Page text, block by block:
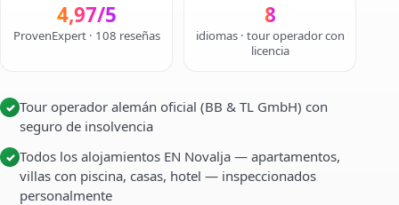
4,97/5
ProvenExpert · 108 reseñas
8
idiomas · tour operador con
licencia
✓ Tour operador alemán oficial (BB & TL GmbH) con
seguro de insolvencia
✓ Todos los alojamientos EN Novalja — apartamentos,
villas con piscina, casas, hotel — inspeccionados
personalmente